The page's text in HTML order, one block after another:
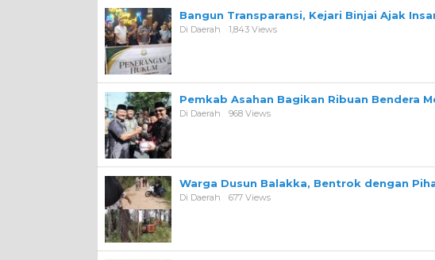
Bangun Transparansi, Kejari Binjai Ajak
Di Daerah 1,843 Views
Pemkab Asahan Bagikan Ribuan Bendera
Di Daerah 968 Views
Warga Dusun Balakka, Bentrok dengan
Di Daerah 677 Views